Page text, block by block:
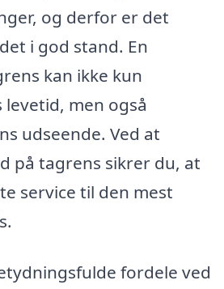
og derfor er det
i god stand. En
kan ikke kun
men også
udseende. Ved at
på tagrens sikrer du, at
service til den mest
fordele ved